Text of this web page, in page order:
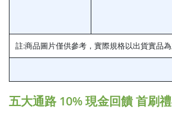
註:商品圖片僅供參考，實際規格以出貨實品
五大通路 10% 現金回饋 首刷